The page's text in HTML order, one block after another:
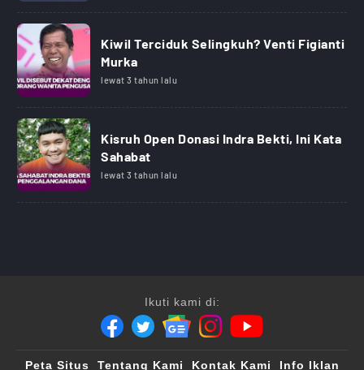
Kiwil Terciduk Selingkuh? Venti Figianti
Murka
lewat 3 tahun lalu
Kisruh Open Donasi Indra Bekti, Ini Kata
Sahabat
lewat 3 tahun lalu
Ikuti kami di:
Peta Situs Tentang Kami Kontak Kami Info Iklan